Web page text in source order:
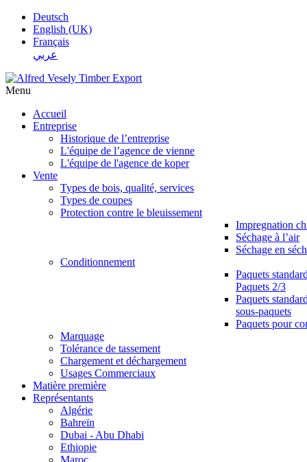
Deutsch
English (UK)
Français
عربي
Menu
Accueil
Entreprise
Historique de l’entreprise
L'équipe de l’agence de vienne
L'équipe de l'agence de koper
Vente
Types de bois, qualité, services
Types de coupes
Protection contre le bleuissement
Impregnation
Séchage à l’air
Séchage en
Conditionnement
Paquets
Paquets 2/3
Paquets
sous-paquets
Paquets pour
Marquage
Tolérance de tassement
Chargement et déchargement
Usages Commerciaux
Matière première
Représentants
Algérie
Bahreïn
Dubai - Abu Dhabi
Ethiopie
Maroc